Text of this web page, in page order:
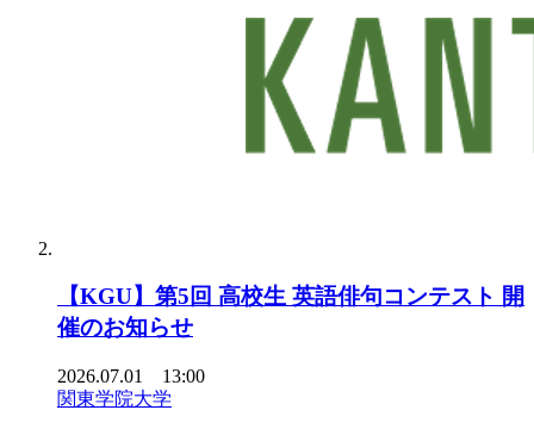
【KGU】第5回 高校生 英語俳句コンテスト 開
催のお知らせ
2026.07.01 13:00
関東学院大学